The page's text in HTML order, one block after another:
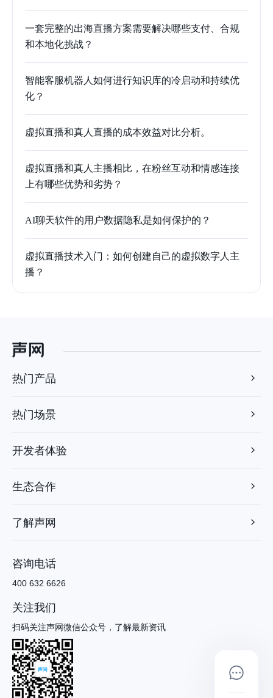
一套完整的出海直播方案需要解决哪些支付、合规
和本地化挑战？
智能客服机器人如何进行知识库的冷启动和持续优
化？
虚拟直播和真人直播的成本效益对比分析。
虚拟直播和真人主播相比，在粉丝互动和情感连接
上有哪些优势和劣势？
AI聊天软件的用户数据隐私是如何保护的？
虚拟直播技术入门：如何创建自己的虚拟数字人主
播？
热门产品
热门场景
开发者体验
生态合作
了解声网
咨询电话
400 632 6626
关注我们
扫码关注声网微信公众号，了解最新资讯